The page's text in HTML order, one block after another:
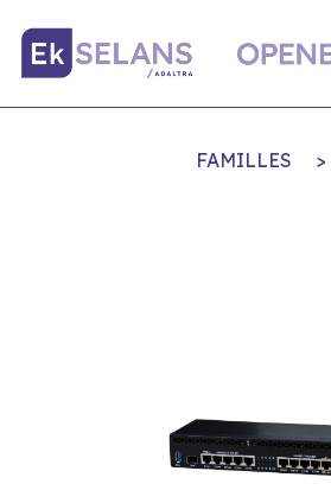
FAMILLES >